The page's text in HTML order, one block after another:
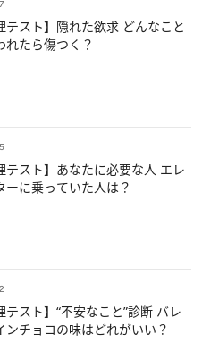
テスト】隠れた欲求 どんなこと
れたら傷つく？
テスト】あなたに必要な人 エレ
ーに乗っていた人は？
テスト】“不安なこと”診断 バレ
ンチョコの味はどれがいい？